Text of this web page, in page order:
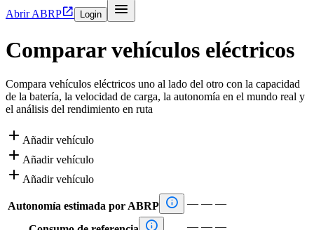
Abrir ABRP Login 
Comparar vehículos eléctricos
Compara vehículos eléctricos uno al lado del otro con la capacidad
de la batería, la velocidad de carga, la autonomía en el mundo real y
el análisis del rendimiento en ruta
 Añadir vehículo
 Añadir vehículo
 Añadir vehículo
Autonomía estimada por ABRP  — — —
 — — —